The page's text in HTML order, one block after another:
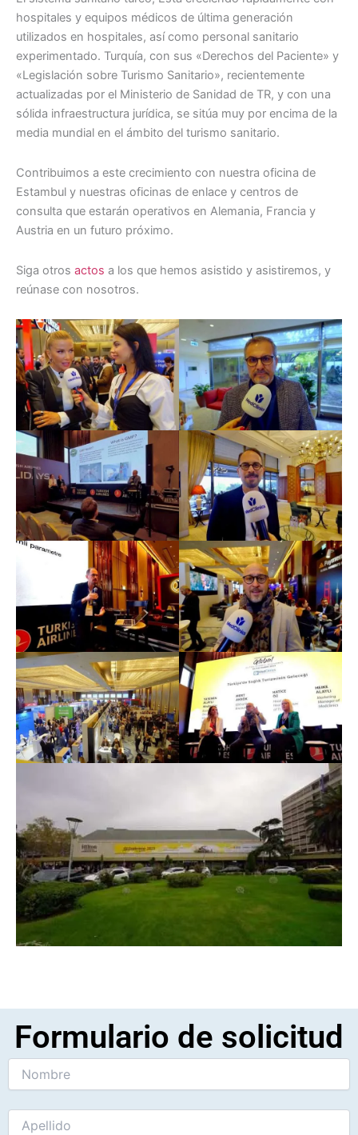
hospitales y equipos médicos de última generación
utilizados en hospitales, así como personal sanitario
experimentado. Turquía, con sus «Derechos del Paciente» y
«Legislación sobre Turismo Sanitario», recientemente
actualizadas por el Ministerio de Sanidad de TR, y con una
sólida infraestructura jurídica, se sitúa muy por encima de la
media mundial en el ámbito del turismo sanitario.
Contribuimos a este crecimiento con nuestra oficina de
Estambul y nuestras oficinas de enlace y centros de
consulta que estarán operativos en Alemania, Francia y
Austria en un futuro próximo.
Siga otros actos a los que hemos asistido y asistiremos, y
reúnase con nosotros.
Formulario de solicitud